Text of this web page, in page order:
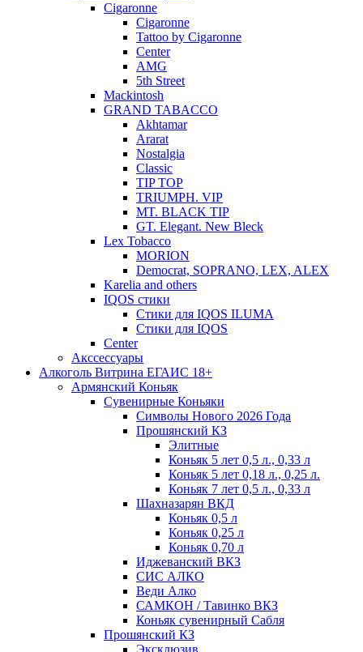
Cigaronne
Cigaronne
Tattoo by Cigaronne
Center
AMG
5th Street
Mackintosh
GRAND TABACCO
Akhtamar
Ararat
Nostalgia
Classic
TIP TOP
TRIUMPH. VIP
MT. BLACK TIP
GT. Elegant. New Bleck
Lex Tobacco
MORION
Democrat, SOPRANO, LEX, ALEX
Karelia and others
IQOS стики
Стики для IQOS ILUMA
Стики для IQOS
Сenter
Акссессуары
Алкоголь Витрина ЕГАИС 18+
Армянский Коньяк
Сувенирные Коньяки
Символы Нового 2026 Года
Прошянский КЗ
Элитные
Коньяк 5 лет 0,5 л., 0,33 л
Коньяк 5 лет 0,18 л., 0,25 л.
Коньяк 7 лет 0,5 л., 0,33 л
Шахназарян ВКД
Коньяк 0,5 л
Коньяк 0,25 л
Коньяк 0,70 л
Иджеванский ВКЗ
СИС АЛКО
Веди Алко
САМКОН / Тавинко ВКЗ
Коньяк сувенирный Сабля
Прошянский КЗ
Эксклюзив